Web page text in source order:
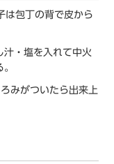
は包丁の背で⽪から
汁・塩を⼊れて中⽕
みがついたら出来上